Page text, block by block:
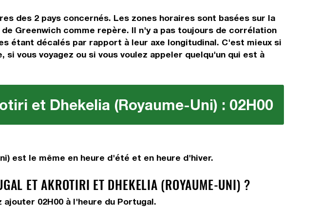
des 2 pays concernés. Les zones horaires sont basées sur la
Greenwich comme repère. Il n'y a pas toujours de corrélation
étant décalés par rapport à leur axe longitudinal. C'est mieux si
vous voyagez ou si vous voulez appeler quelqu'un qui est à
et Dhekelia (Royaume-Uni) : 02H00
est le même en heure d'été et en heure d'hiver.
ET AKROTIRI ET DHEKELIA (ROYAUME-UNI) ?
ajouter 02H00 à l'heure du Portugal.